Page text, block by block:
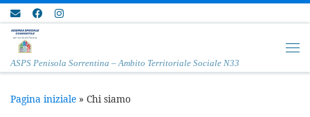
Passa al contenuto
ASPS Penisola Sorrentina – Ambito Territoriale Sociale N33
Pagina iniziale » Chi siamo